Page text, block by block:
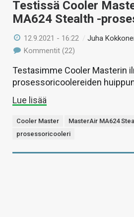
Testissä Cooler
MA624 Stealth -
12.9.2021 - 16:22 /Juha
Kommentit (22)
Testasimme Cooler Masterin
prosessoricoolereiden
Lue lisää
Cooler Master MasterAir MA624
prosessoricooleri